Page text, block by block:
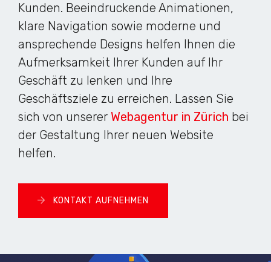
Kunden. Beeindruckende Animationen,
klare Navigation sowie moderne und
ansprechende Designs helfen Ihnen die
Aufmerksamkeit Ihrer Kunden auf Ihr
Geschäft zu lenken und Ihre
Geschäftsziele zu erreichen. Lassen Sie
sich von unserer Webagentur in Zürich bei
der Gestaltung Ihrer neuen Website
helfen.
KONTAKT AUFNEHMEN